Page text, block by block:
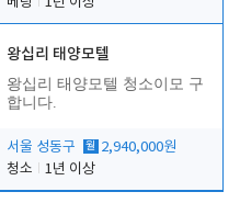
왕십리 태양모텔
왕십리 태양모텔 청소이모 구
합니다.
서울 성동구 월 2,940,000원
청소
1년 이상